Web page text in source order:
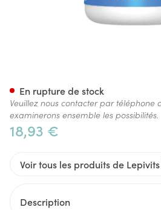
18,93 €
En rupture de stock
Veuillez nous contacter par
examinerons ensemble les possibilités.
Voir tous les produits de Lepivits
Description